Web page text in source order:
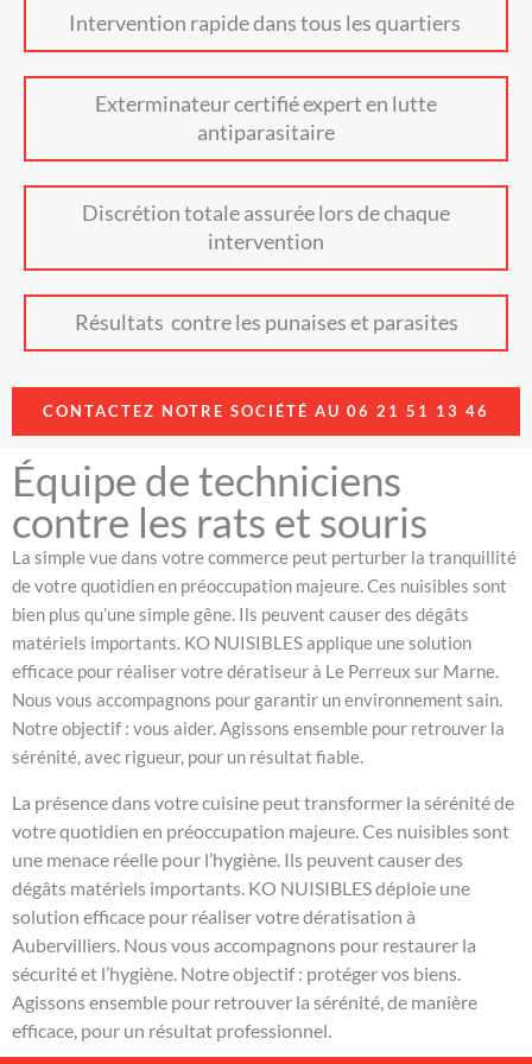
Intervention rapide dans tous les quartiers
Exterminateur certifié expert en lutte
antiparasitaire
Discrétion totale assurée lors de chaque
intervention
Résultats contre les punaises et parasites
CONTACTEZ NOTRE SOCIÉTÉ AU 06 21 51 13 46
Équipe de techniciens
contre les rats et souris
La simple vue dans votre commerce peut perturber la tranquillité
de votre quotidien en préoccupation majeure. Ces nuisibles sont
bien plus qu’une simple gêne. Ils peuvent causer des dégâts
matériels importants. KO NUISIBLES applique une solution
efficace pour réaliser votre dératiseur à Le Perreux sur Marne.
Nous vous accompagnons pour garantir un environnement sain.
Notre objectif : vous aider. Agissons ensemble pour retrouver la
sérénité, avec rigueur, pour un résultat fiable.
La présence dans votre cuisine peut transformer la sérénité de
votre quotidien en préoccupation majeure. Ces nuisibles sont
une menace réelle pour l’hygiène. Ils peuvent causer des
dégâts matériels importants. KO NUISIBLES déploie une
solution efficace pour réaliser votre dératisation à
Aubervilliers. Nous vous accompagnons pour restaurer la
sécurité et l’hygiène. Notre objectif : protéger vos biens.
Agissons ensemble pour retrouver la sérénité, de manière
efficace, pour un résultat professionnel.